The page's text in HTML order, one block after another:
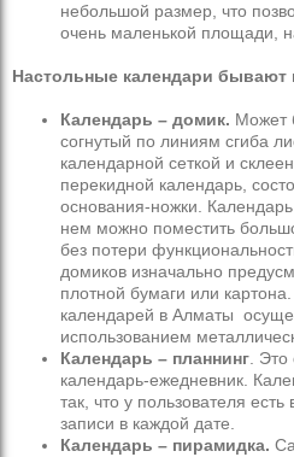
небольшой размер, что
очень маленькой площади,
Настольные календари бывают
Календарь – домик. Может
согнутый по линиям сгиба
календарной сеткой и
перекидной календарь,
основания-ножки.
нем можно поместить
без потери
домиков изначально
плотной бумаги или
календарей в Алматы
использованием
Календарь – планнинг .
календарь-ежедневник.
так, что у пользователя
записи в каждой дате.
Календарь – пирамидка.